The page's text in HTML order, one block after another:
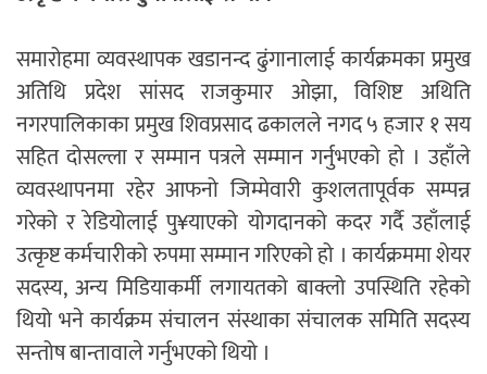
समारोहमा व्यवस्थापक खडानन्द ढुंगानालाई कार्यक्रमका प्रमुख
अतिथि प्रदेश सांसद राजकुमार ओझा, विशिष्ट अथिति
नगरपालिकाका प्रमुख शिवप्रसाद ढकालले नगद ५ हजार १ सय
सहित दोसल्ला र सम्मान पत्रले सम्मान गर्नुभएको हो । उहाँले
व्यवस्थापनमा रहेर आफनो जिम्मेवारी कुशलतापूर्वक सम्पन्न
गरेको र रेडियोलाई पु¥याएको योगदानको कदर गर्दै उहाँलाई
उत्कृष्ट कर्मचारीको रुपमा सम्मान गरिएको हो । कार्यक्रममा शेयर
सदस्य, अन्य मिडियाकर्मी लगायतको बाक्लो उपस्थिति रहेको
थियो भने कार्यक्रम संचालन संस्थाका संचालक समिति सदस्य
सन्तोष बान्तावाले गर्नुभएको थियो ।